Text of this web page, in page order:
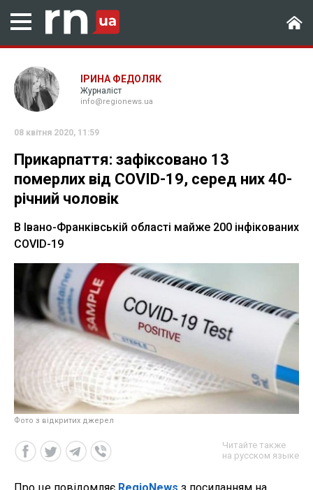
ІРИНА ФЕДОЛЯК
Журналіст
info@regionews.ua
08 квітня 2020, 11:59
Прикарпаття: зафіксовано 13
померлих від COVID-19, серед них 40-
річний чоловік
В Івано-Франківській області майже 200 інфікованих
COVID-19
Фото з відкритих джерел
Читайте также
на русском языке